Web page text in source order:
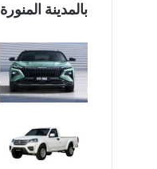
بالمدينة المنورة